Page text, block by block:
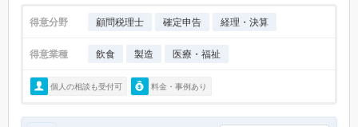
得意分野 顧問税理士 確定申告 経理・決算
得意業種 飲食 製造 医療・福祉
個人の相談も受付可 料金・事例あり